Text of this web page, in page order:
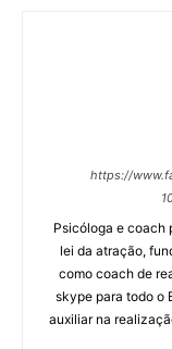
https://
Psicóloga e coach
lei da atração,
como coach de
skype para todo o
auxiliar na